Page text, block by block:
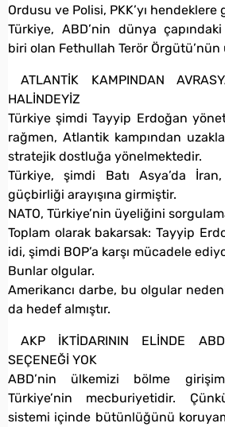
Ordusu ve Polisi, PKK’yı hendeklere
Türkiye, ABD’nin dünya
biri olan Fethullah Terör
ATLANTİK KAMPINDAN
HALİNDEYİZ
Türkiye şimdi Tayyip Erdoğan
rağmen, Atlantik kampından
stratejik dostluğa yönelmektedir.
Türkiye, şimdi Batı Asya’da
güçbirliği arayışına girmiştir.
NATO, Türkiye’nin üyeliğini
Toplam olarak bakarsak: Tayyip
idi, şimdi BOP’a karşı mücadele
Bunlar olgular.
Amerikancı darbe, bu olgular
da hedef almıştır.
AKP İKTİDARININ ELİNDE
SEÇENEĞİ YOK
ABD’nin ülkemizi bölme
Türkiye’nin mecburiyetidir.
sistemi içinde bütünlüğünü